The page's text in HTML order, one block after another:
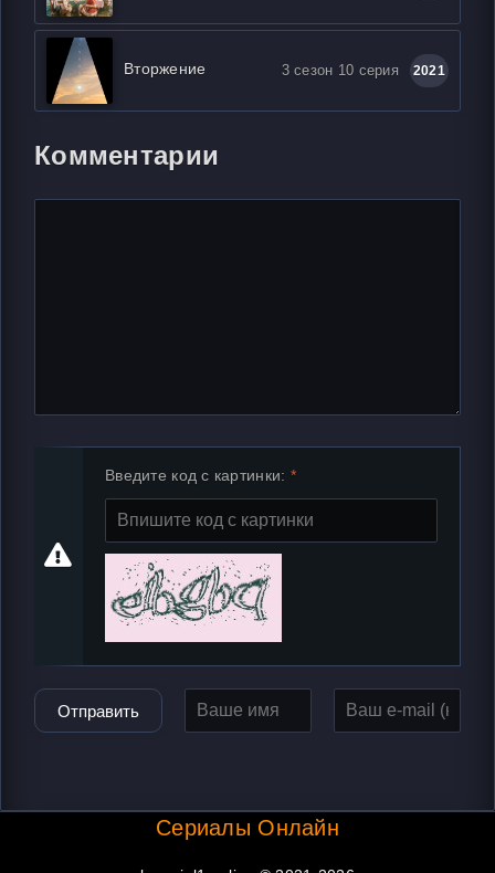
Вторжение 3 сезон 10 серия 2021
Комментарии
Введите код с картинки:
Отправить
Сериалы Онлайн